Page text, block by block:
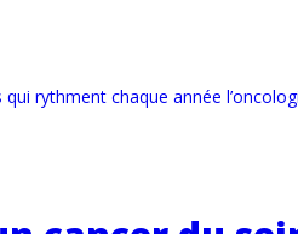
rythment chaque année